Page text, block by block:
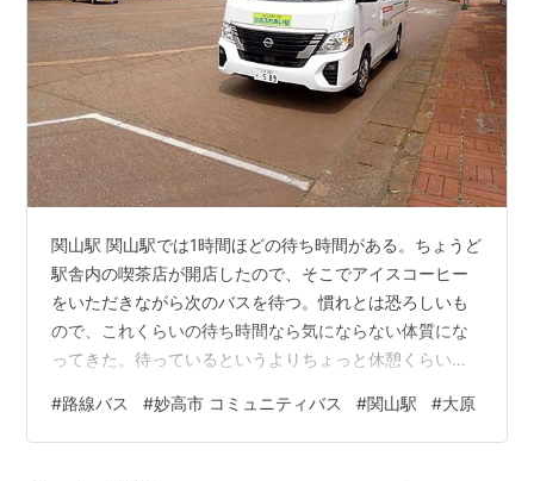
関山駅 関山駅では1時間ほどの待ち時間がある。ちょうど
駅舎内の喫茶店が開店したので、そこでアイスコーヒー
をいただきながら次のバスを待つ。慣れとは恐ろしいも
ので、これくらいの待ち時間なら気にならない体質にな
ってきた。待っているというよりちょっと休憩くらいの
10:51→大原11:00～大鹿(行)妙高市 コミュニティバス
[13]大鹿・樽本線、¥200、5.1km 関山駅～大原（妙高
#路線バス #妙高市 コミュニティバス #関山駅 #大原